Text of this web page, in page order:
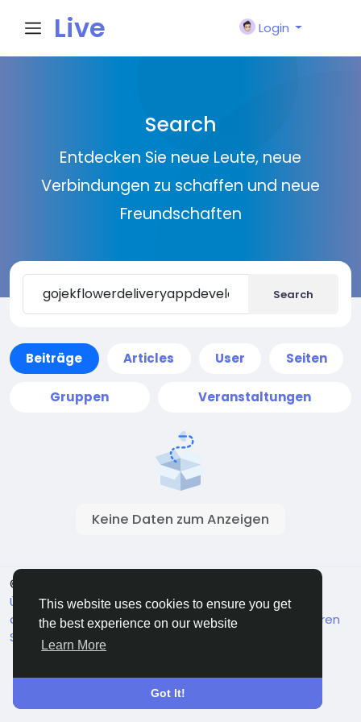
This website uses cookies to ensure you get
the best experience on our website
Learn More
Got It!
Live
Login
Search
Entdecken Sie neue Leute, neue
Verbindungen zu schaffen und neue
Freundschaften
Search
Beiträge Articles User Seiten
Gruppen Veranstaltungen
Keine Daten zum Anzeigen
© 2026 Live City In
Über Bedingungen Datenschutz Shipping and
delivery policy Refund and return policy
Kontaktieren
Sie uns
Verzeichnis